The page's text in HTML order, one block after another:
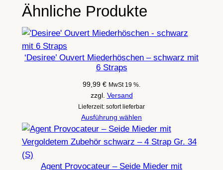
Ähnliche Produkte
‘Desiree’ Ouvert Miederhöschen – schwarz mit
6 Straps
99,99 € MwSt 19 %.
zzgl. Versand
Lieferzeit: sofort lieferbar
Ausführung wählen
Agent Provocateur – Seide Mieder mit